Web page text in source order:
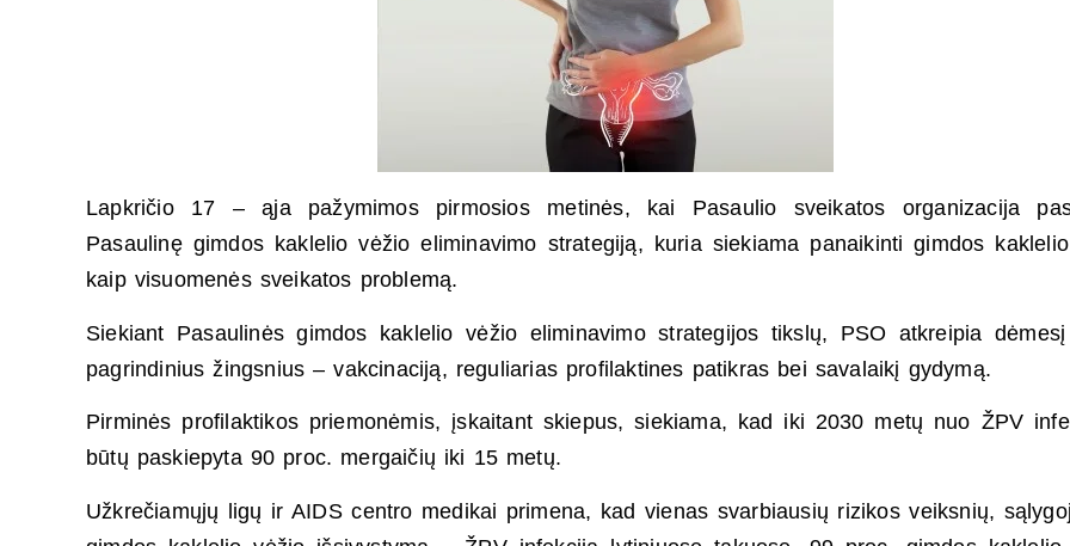
Lapkričio 17 – ąja pažymimos pirmosios metinės, kai Pasaulio sveikatos organizacija
Pasaulinę gimdos kaklelio vėžio eliminavimo strategiją, kuria siekiama panaikinti gimdos
kaip visuomenės sveikatos problemą.
Siekiant Pasaulinės gimdos kaklelio vėžio eliminavimo strategijos tikslų, PSO atkreipia
pagrindinius žingsnius – vakcinaciją, reguliarias profilaktines patikras bei savalaikį gydymą.
Pirminės profilaktikos priemonėmis, įskaitant skiepus, siekiama, kad iki 2030 metų nuo ŽPV
būtų paskiepyta 90 proc. mergaičių iki 15 metų.
Užkrečiamųjų ligų ir AIDS centro medikai primena, kad vienas svarbiausių rizikos veiksnių,